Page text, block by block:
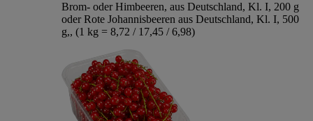
Brom- oder Himbeeren, aus Deutschland, Kl. I, 200 g
oder Rote Johannisbeeren aus Deutschland, Kl. I, 500
g,, (1 kg = 8,72 / 17,45 / 6,98)